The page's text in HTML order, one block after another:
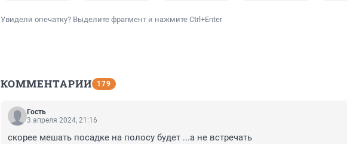
Увидели опечатку? Выделите фрагмент и нажмите Ctrl+Enter
КОММЕНТАРИИ 179
Гость
3 апреля 2024, 21:16
скорее мешать посадке на полосу будет ...а не встречать